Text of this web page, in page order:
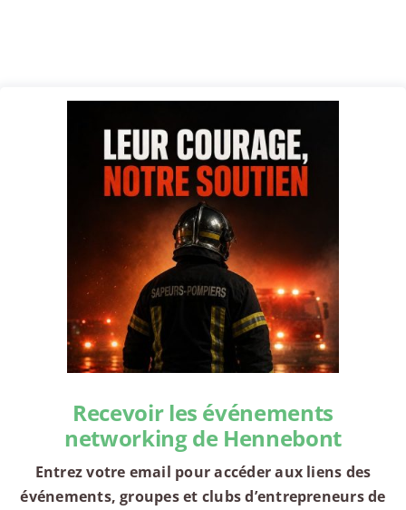
Recevoir les événements
networking de Hennebont
Entrez votre email pour accéder aux liens des
événements, groupes et clubs d’entrepreneurs de